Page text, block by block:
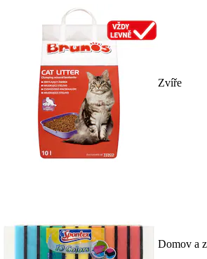
Zvíře
Domov a